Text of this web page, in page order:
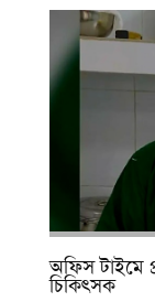
অফিস টাইমে
চিকিৎসক